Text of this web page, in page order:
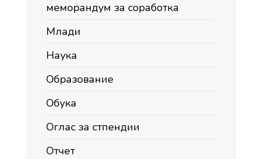
меморандум за соработка
Млади
Наука
Образование
Обука
Оглас за стпендии
Отчет